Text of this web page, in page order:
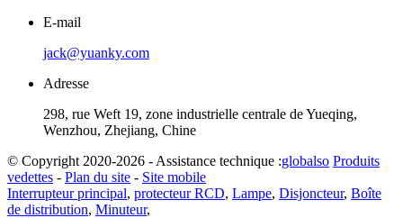
E-mail
jack@yuanky.com
Adresse
298, rue Weft 19, zone industrielle centrale de Yueqing,
Wenzhou, Zhejiang, Chine
© Copyright 2020-2026 - Assistance technique :globalso Produits
vedettes - Plan du site - Site mobile
Interrupteur principal, protecteur RCD, Lampe, Disjoncteur, Boîte
de distribution, Minuteur,